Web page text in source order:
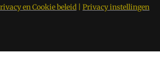
en Cookie beleid Privacy instellingen